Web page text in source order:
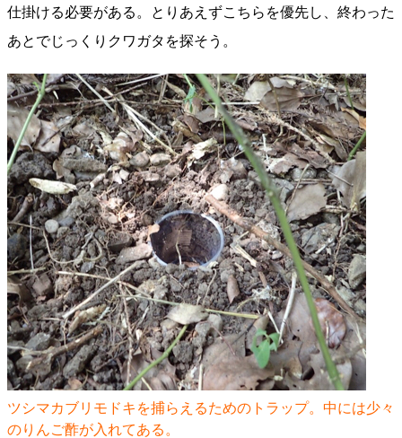
仕掛ける必要がある。とりあえずこちらを優先し、終わった
あとでじっくりクワガタを探そう。
ツシマカブリモドキを捕らえるためのトラップ。中には少々
のりんご酢が入れてある。